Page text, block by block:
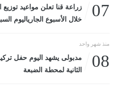
07
زراعة قنا تعلن مواعيد
خلال الأسبوع الجارياليوم السبت، 25 يوليو 2026
منذ شهر واحد
08
مدبولى يشهد اليوم حفل
الثانية لمحطة الضبعة